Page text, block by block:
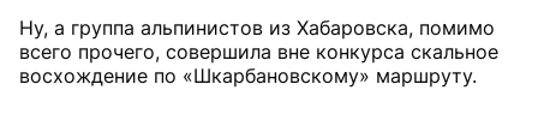
Ну, а группа альпинистов из Хабаровска, помимо
всего прочего, совершила вне конкурса скальное
восхождение по «Шкарбановскому» маршруту.